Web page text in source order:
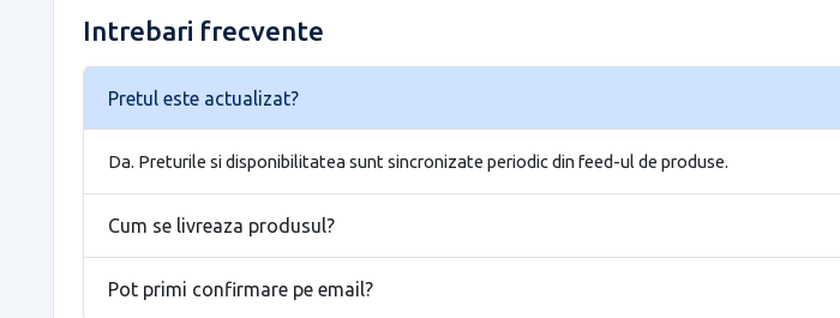
Intrebari frecvente
Pretul este actualizat?
Da. Preturile si disponibilitatea sunt sincronizate periodic din feed-ul de produse.
Cum se livreaza produsul?
Pot primi confirmare pe email?